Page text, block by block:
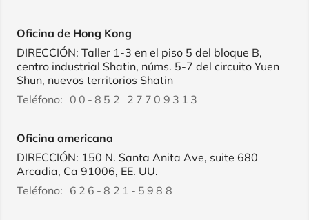
Oficina de Hong Kong
DIRECCIÓN: Taller 1-3 en el piso 5 del bloque B,
centro industrial Shatin, núms. 5-7 del circuito Yuen
Shun, nuevos territorios Shatin
Teléfono: 00-852 27709313
Oficina americana
DIRECCIÓN: 150 N. Santa Anita Ave, suite 680
Arcadia, Ca 91006, EE. UU.
Teléfono: 626-821-5988